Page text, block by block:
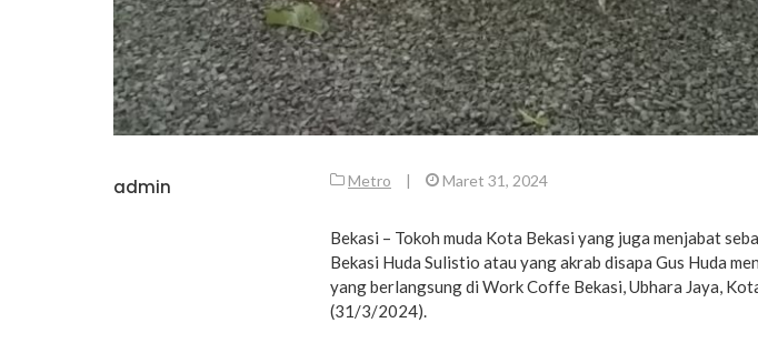
admin Metro Maret 31, 2024
Bekasi – Tokoh muda Kota Bekasi yang juga menjabat
Bekasi Huda Sulistio atau yang akrab disapa Gus Huda
yang berlangsung di Work Coffe Bekasi, Ubhara Jaya,
(31/3/2024).